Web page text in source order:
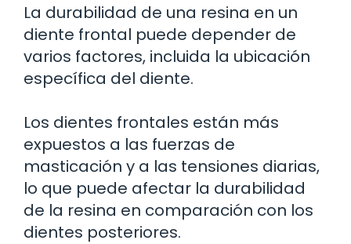
La durabilidad de una resina en un
diente frontal puede depender de
varios factores, incluida la ubicación
específica del diente.
Los dientes frontales están más
expuestos a las fuerzas de
masticación y a las tensiones diarias,
lo que puede afectar la durabilidad
de la resina en comparación con los
dientes posteriores.